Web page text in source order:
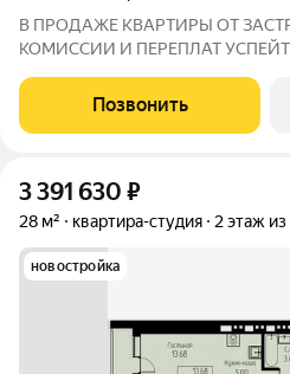
В ПРОДАЖЕ КВАРТИРЫ ОТ
КОМИССИИ И ПЕРЕПЛАТ УСПЕЙТЕ ЗАБРОНИРОВАТЬ
4,6% НА ВЕСЬ СРОК
ИПОТЕКИ БРОНИРОВАНИЕ БЕСПЛАТНОЕ Адрес:
Позвонить
3 391 630 ₽
28 м² квартира-студия 2 этаж из
новостройка